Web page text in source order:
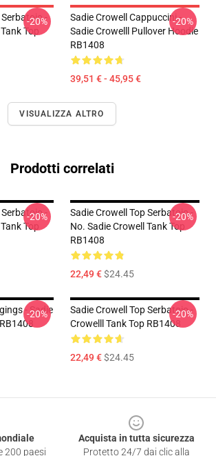
-
Top
-20%
Sadie Crowell Cappuccini -
Sadie Crowelll Pullover Hoodie
RB1408
39,51 € - 45,95 €
-20%
VISUALIZZA ALTRO
Prodotti correlati
-
Top
-20%
Sadie Crowell Top Serbatoio -
No. Sadie Crowell Tank Top
RB1408
22,49 €$24.45
-20%
- Sadie
-20%
Sadie Crowell Top Serbatoio -
Crowelll Tank Top RB1408
22,49 €$24.45
-20%
200 paesi
Acquista in tutta sicurezza
Protetto 24/7 dai clic alla